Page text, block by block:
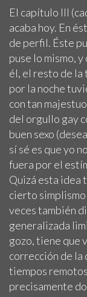
El capítulo III
acaba hoy. En
de perfil. Éste
puse lo mismo,
él, el resto de la
por la noche
con tan
del orgullo gay
buen sexo
sí sé es que yo
fuera por el
Quizá esta idea
cierto simplismo
veces también
generalizada
gozo, tiene que
corrección de la
tiempos
precisamente